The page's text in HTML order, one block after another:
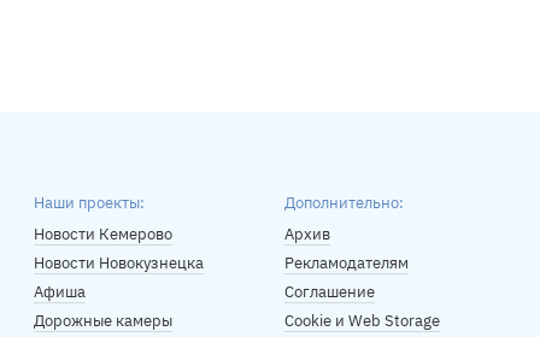
Наши проекты:
Новости Кемерово
Новости Новокузнецка
Афиша
Дорожные камеры
Дополнительно:
Архив
Рекламодателям
Соглашение
Cookie и Web Storage